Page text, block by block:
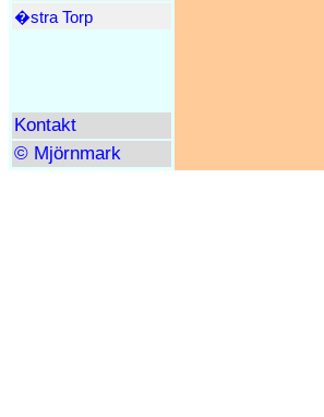
�stra Torp
Kontakt
© Mjörnmark